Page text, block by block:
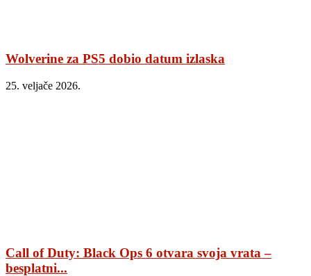
Wolverine za PS5 dobio datum izlaska
25. veljače 2026.
Call of Duty: Black Ops 6 otvara svoja vrata –
besplatni...